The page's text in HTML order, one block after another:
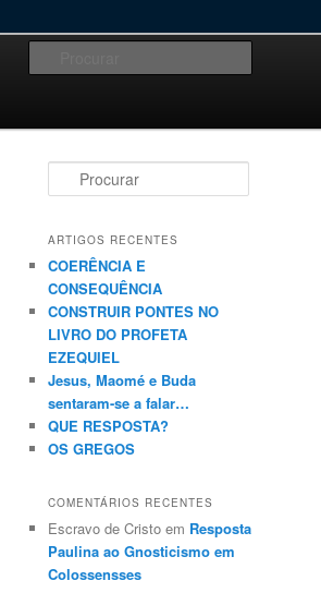
Procurar
ARTIGOS RECENTES
COERÊNCIA E
CONSEQUÊNCIA
CONSTRUIR PONTES NO
LIVRO DO PROFETA
EZEQUIEL
Jesus, Maomé e Buda
sentaram-se a falar…
QUE RESPOSTA?
OS GREGOS
COMENTÁRIOS RECENTES
Escravo de Cristo em Resposta
Paulina ao Gnosticismo em
Colossensses